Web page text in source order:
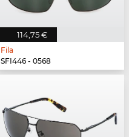
114,75 €
Fila
SFI446 - 0568